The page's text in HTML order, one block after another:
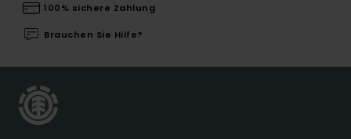
100% sichere Zahlung
Brauchen Sie Hilfe?